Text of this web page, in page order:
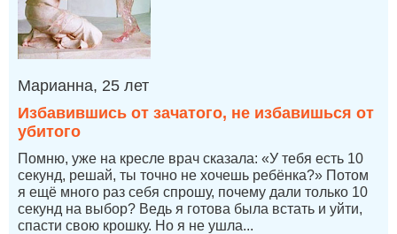
Марианна, 25 лет
Избавившись от зачатого, не избавишься от
убитого
Помню, уже на кресле врач сказала: «У тебя есть 10
секунд, решай, ты точно не хочешь ребёнка?» Потом
я ещё много раз себя спрошу, почему дали только 10
секунд на выбор? Ведь я готова была встать и уйти,
спасти свою крошку. Но я не ушла...